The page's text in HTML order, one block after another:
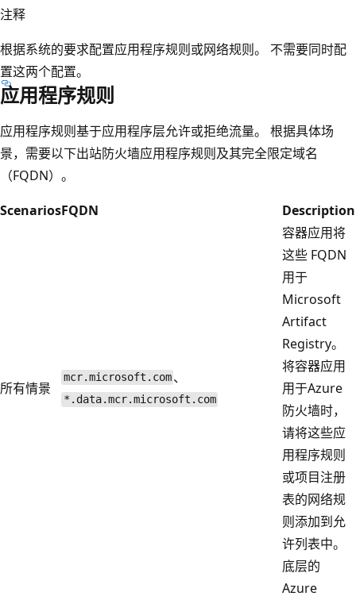
注释
根据系统的要求配置应用程序规则或网络规则。 不需要同时配
置这两个配置。
应用程序规则
应用程序规则基于应用程序层允许或拒绝流量。 根据具体场
景，需要以下出站防火墙应用程序规则及其完全限定域名
（FQDN）。
ScenariosFQDN Description
所有情景
mcr.microsoft.com 、
*.data.mcr.microsoft.com
容器应用将
这些 FQDN
用于
Microsoft
Artifact
Registry。
将容器应用
用于Azure
防火墙时，
请将这些应
用程序规则
或项目注册
表的网络规
则添加到允
许列表中。
底层的
Azure